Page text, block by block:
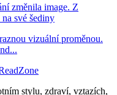
změnila image. Z
své šediny
vizuální proměnou.
stylu, zdraví, vztazích,